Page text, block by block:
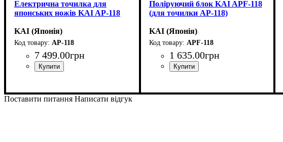
Електрична точилка для
японських ножів KAI AP-118
KAI (Японія)
AP-118
7 499.00грн
Поліруючий блок KAI APF-118
(для точилки AP-118)
KAI (Японія)
APF-118
1 635.00грн
Поставити питання Написати відгук